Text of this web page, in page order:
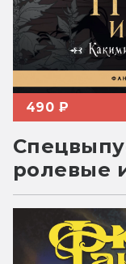
490 ₽
ролевые